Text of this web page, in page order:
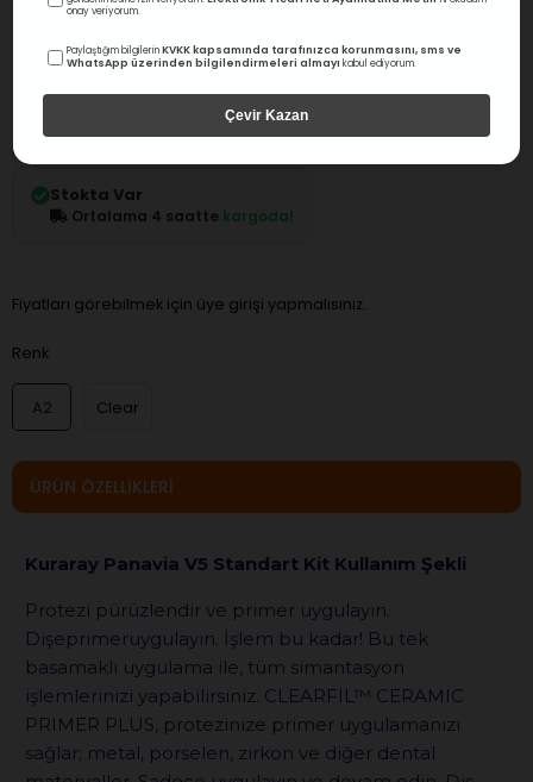
Kuraray
Değerlendirme
Stok Kodu
Stokta Var
Ortalama 4 saatte kargoda!
Fiyatları görebilmek için üye girişi yapmalısınız.
Renk
A2 Clear
ÜRÜN ÖZELLIKLERI
Kuraray Panavia V5 Standart Kit Kullanım Şekli
Protezi pürüzlendir ve primer uygulayın.
Dişeprimeruygulayın. İşlem bu kadar! Bu tek
basamaklı uygulama ile, tüm simantasyon
işlemlerinizi yapabilirsiniz. CLEARFIL™ CERAMIC
PRIMER PLUS, protezinize primer uygulamanızı
sağlar; metal, porselen, zirkon ve diğer dental
onay veriyorum.
Paylaştığım bilgilerinKVKK kapsamında tarafınızca korunmasını, sms ve
WhatsApp üzerinden bilgilendirmeleri almayı kabul ediyorum.
Çevir Kazan